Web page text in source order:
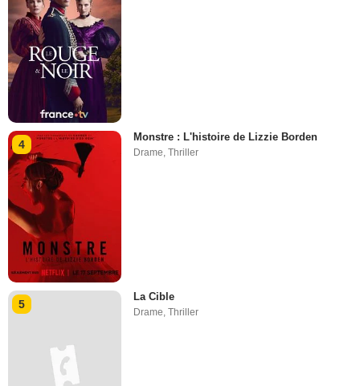
4
Monstre : L'histoire de Lizzie Borden
Drame,Thriller
5
La Cible
Drame ,Thriller